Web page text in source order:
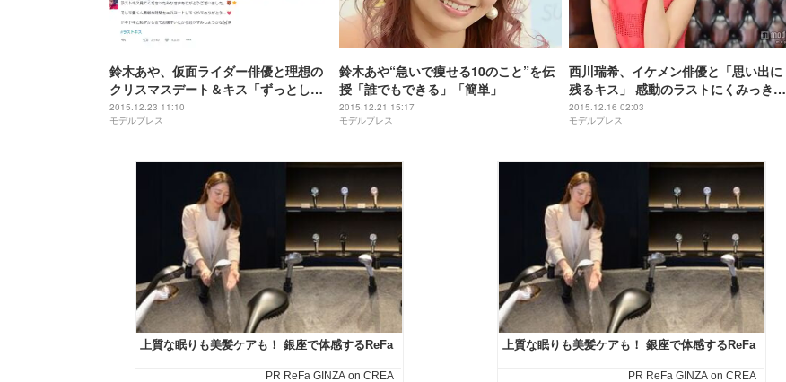
鈴木あや、仮面ライダー俳優と理想の
クリスマスデート＆キス「ずっとして
たかった」
2015.12.23 11:10
モデルプレス
鈴木あや“急いで痩せる10のこと”を伝
授「誰でもできる」「簡単」
2015.12.21 15:17
モデルプレス
西川瑞希、イケメン俳優と「思い出に
残るキス」 感動のラストにくみっきー
も涙
2015.12.16 02:03
モデルプレス